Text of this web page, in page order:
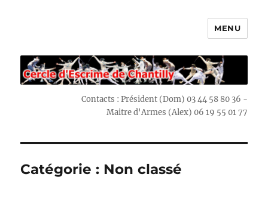
MENU
Contacts : Président (Dom) 03 44 58 80 36 -
Maitre d'Armes (Alex) 06 19 55 01 77
Catégorie : Non classé